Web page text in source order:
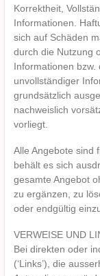
Korrektheit,
Informationen.
sich auf Schäden
durch die Nutzung
Informationen
unvollständiger
grundsätzlich
nachweislich
vorliegt.
Alle Angebote sind
behält es sich
gesamte Angebot
zu ergänzen, zu
oder endgültig
VERWEISE UND
Bei direkten oder
(‘Links’), die